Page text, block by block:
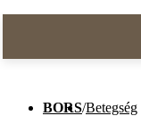
BORS/Betegség